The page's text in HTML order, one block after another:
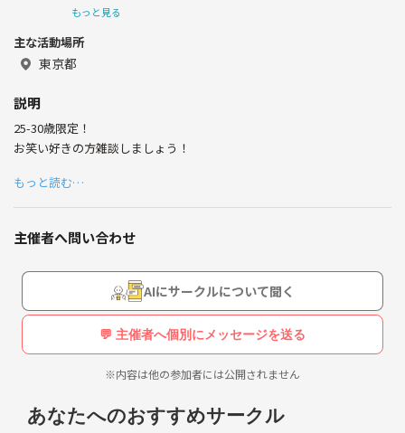
職場で年の近い人がおらず、、、
お友達ができたら嬉しいです！🥟♡
(サシの友達は多いのでグループ仲間作りたい！
もっと見る
主な活動場所
東京都
説明
25-30歳限定！
お笑い好きの方雑談しましょう！
もっと読む…
主催者へ問い合わせ
AIにサークルについて聞く
💬 主催者へ個別にメッセージを送る
※内容は他の参加者には公開されません
あなたへのおすすめサークル